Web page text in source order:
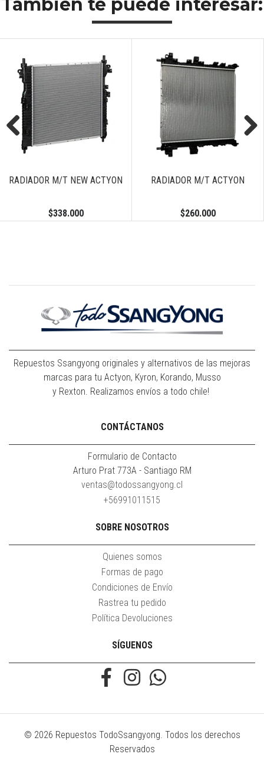
M/T NEW ACTYON RADIADOR M/T ACTYON
Previous
Repuestos Ssangyong originales y alternativos de las mejoras
marcas para tu Actyon, Kyron, Korando, Musso
y Rexton. Realizamos envíos a todo chile!
CONTÁCTANOS
Formulario de Contacto
Arturo Prat 773A - Santiago RM
ventas@todossangyong.cl
+56991011515
SOBRE NOSOTROS
Quienes somos
Formas de pago
Condiciones de Envío
Rastrea tu pedido
Política Devoluciones
SÍGUENOS
© 2026 Repuestos TodoSsangyong. Todos los derechos
Reservados